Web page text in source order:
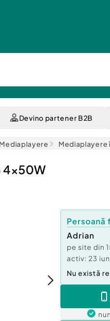
Devino partener B2B
Mediaplayere Mediaplayere
4x50W
Persoană
Adrian
pe site din
activ: 23
Nu există